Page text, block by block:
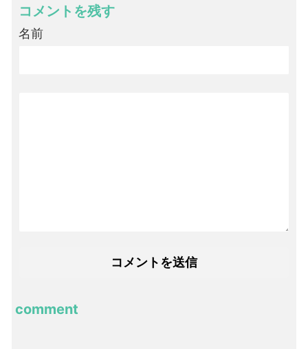
コメントを残す
名前
comment